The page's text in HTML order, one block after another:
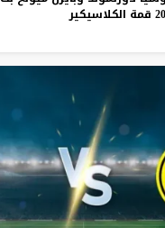
قمة الكلاسيكير